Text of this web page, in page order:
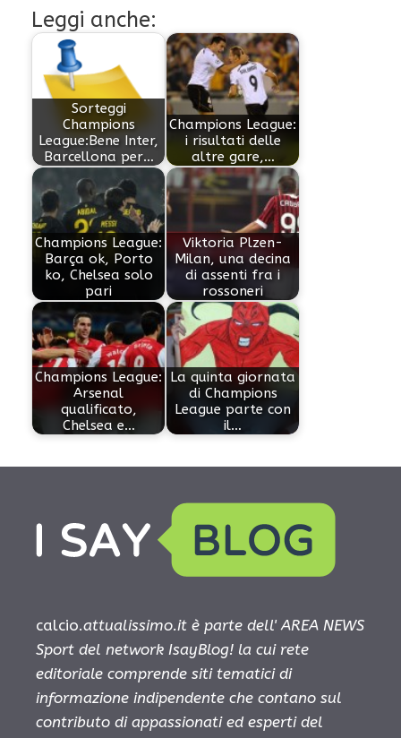
Leggi anche:
Sorteggi
Champions
League:Bene Inter,
Barcellona per…
Champions League:
i risultati delle
altre gare,…
Champions League:
Barça ok, Porto
ko, Chelsea solo
pari
Viktoria Plzen-
Milan, una decina
di assenti fra i
rossoneri
Champions League:
Arsenal
qualificato,
Chelsea e…
La quinta giornata
di Champions
League parte con
il…
calcio.attualissimo.it è parte dell' AREA NEWS
Sport del network IsayBlog! la cui rete
editoriale comprende siti tematici di
informazione indipendente che contano sul
contributo di appassionati ed esperti del